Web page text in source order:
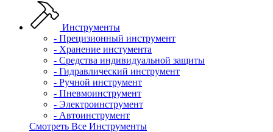
Инструменты
- Прецизионный инструмент
- Хранение инстумента
- Средства индивидуальной защиты
- Гидравлический инструмент
- Ручной инструмент
- Пневмоинструмент
- Электроинструмент
- Автоинструмент
Смотреть Все Инструменты